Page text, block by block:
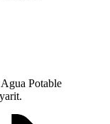
Potable